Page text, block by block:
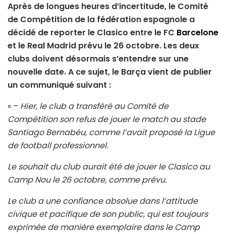
Après de longues heures d’incertitude, le Comité
de Compétition de la fédération espagnole a
décidé de reporter le Clasico entre le FC Barcelone
et le Real Madrid prévu le 26 octobre. Les deux
clubs doivent désormais s’entendre sur une
nouvelle date. A ce sujet, le Barça vient de publier
un communiqué suivant :
« – Hier, le club a transféré au Comité de
Compétition son refus de jouer le match au stade
Santiago Bernabéu, comme l’avait proposé la Ligue
de football professionnel.
Le souhait du club aurait été de jouer le Clasico au
Camp Nou le 26 octobre, comme prévu.
Le club a une confiance absolue dans l’attitude
civique et pacifique de son public, qui est toujours
exprimée de manière exemplaire dans le Camp